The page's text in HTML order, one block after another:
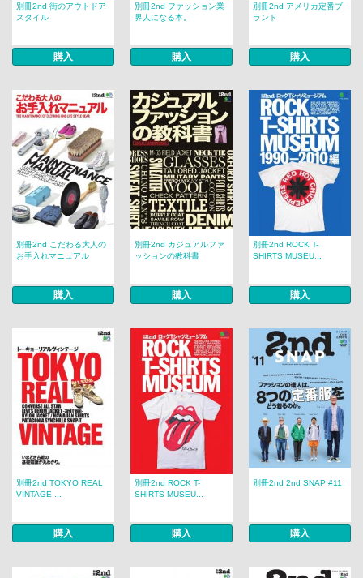
別冊2nd 街のアウトドア
スタイル
購入
別冊2nd ファッション業
界人になる本。
購入
別冊2nd アメリカ定番ブ
ランド
購入
別冊2nd こだわる大人の
お手入れマニュアル
購入
別冊2nd カジュアルファ
ッションの教科書
購入
別冊2nd ROCK T-
SHIRTS MUSEU...
購入
別冊2nd TOKYO REAL
VINTAGE ...
購入
別冊2nd ROCK T-
SHIRTS MUSEU...
購入
別冊2nd 2nd SNAP #11
購入